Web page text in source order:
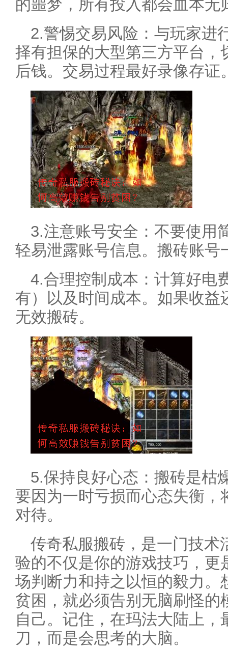
的噩梦，所有投入都会血本无
2.警惕交易风险：与玩家进
择有担保的大型第三方平台，
后钱。交易过程最好录像存证
3.注意账号安全：不要使用
轻易泄露账号信息。搬砖账号
4.合理控制成本：计算好电
有）以及时间成本。如果收益
无效搬砖。
5.保持良好心态：搬砖是枯
要因为一时亏损而心态失衡，
对待。
传奇私服搬砖，是一门技术
验的不仅是你的游戏技巧，更
场判断力和持之以恒的毅力。
贫困，就必须告别无脑刷怪的
自己。记住，在玛法大陆上
刀，而是会思考的大脑。